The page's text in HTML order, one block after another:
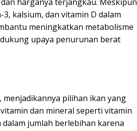
kalsium, dan vitamin D dalam
meningkatkan metabolisme
upaya penurunan berat
pilihan ikan yang
dan mineral seperti vitamin
jumlah berlebihan karena